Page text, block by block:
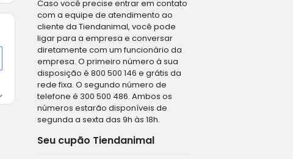
Caso você precise entrar em contato
com a equipe de atendimento ao
cliente da Tiendanimal, você pode
ligar para a empresa e conversar
diretamente com um funcionário da
empresa. O primeiro número à sua
disposição é 800 500 146 e grátis da
rede fixa. O segundo número de
telefone é 300 500 486. Ambos os
números estarão disponíveis de
segunda a sexta das 9h às 18h.
Seu cupão Tiendanimal